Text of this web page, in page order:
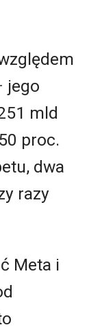
jego
mld
proc.
dwa
razy
Meta i